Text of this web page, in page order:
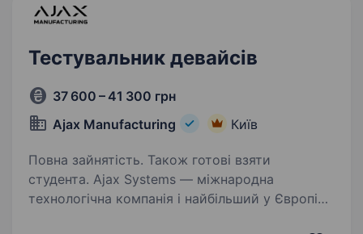
Тестувальник девайсів
37 600 – 41 300 грн
Ajax Manufacturing
Київ
Повна зайнятість. Також готові взяти
студента. Ajax Systems — міжнародна
технологічна компанія і найбільший у Європі